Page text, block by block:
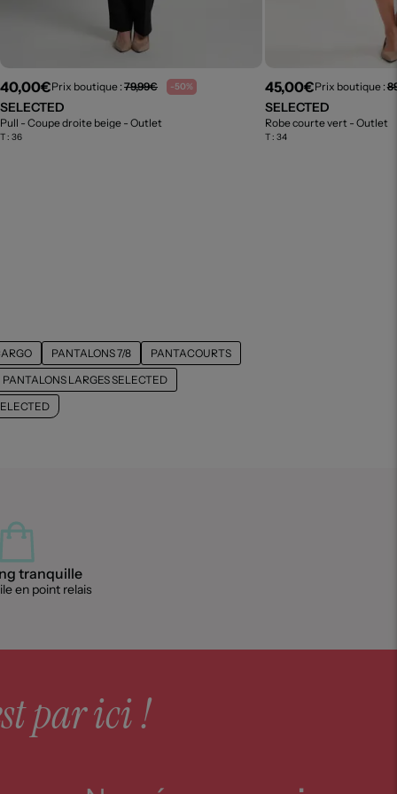
- Outlet
40,00€Prix boutique :79,99€ -50%
SELECTED
Pull - Coupe droite beige - Outlet
T :36
45,00€Prix boutique :
SELECTED
Robe courte vert - Outlet
T : 34
PANTALONS 7/8
PANTACOURTS
PANTALONS LARGES SELECTED
tranquille
en point relais
par ici !